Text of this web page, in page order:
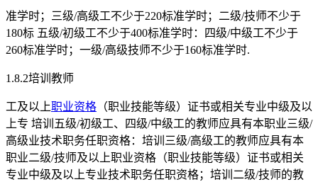
准学时；三级/高级工不少于220标准学时；二级/技师不少于
180标 五级/初级工不少于400标准学时：四级/中级工不少于
260标准学时；一级/高级技师不少于160标准学时.
1.8.2培训教师
工及以上职业资格 （职业技能等级）证书或相关专业中级及以
上专 培训五级/初级工、四级/中级工的教师应具有本职业三级/
高级业技术职务任职资格：培训三级/高级工的教师应具有本
职业二级/技师及以上职业资格（职业技能等级）证书或相关
专业中级及以上专业技术职务任职资格；培训二级/技师的教